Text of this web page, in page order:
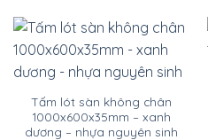
Tấm lót sàn không chân
1000x600x35mm – xanh
dương – nhựa nguyên sinh